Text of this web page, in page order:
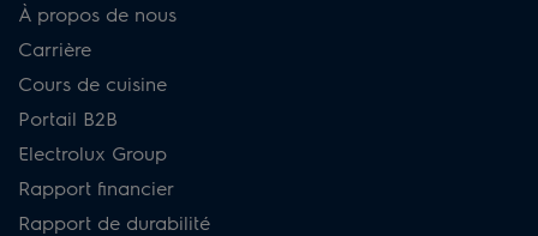
À propos de nous
Carrière
Cours de cuisine
Portail B2B
Electrolux Group
Rapport financier
Rapport de durabilité